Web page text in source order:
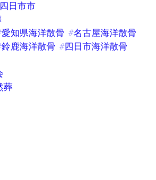
日市市
知県海洋散骨 #名古屋海洋散骨
鹿海洋散骨 #四日市海洋散骨
葬